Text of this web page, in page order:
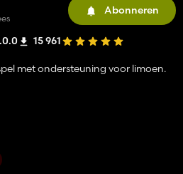
Abonneren
15 961
met ondersteuning voor limoen.